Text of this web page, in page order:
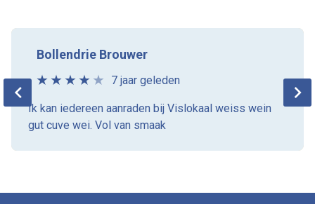
Bollendrie Brouwer
7 jaar geleden
Ik kan iedereen aanraden bij Vislokaal weiss wein
gut cuve wei. Vol van smaak